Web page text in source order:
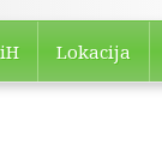
Lokacija